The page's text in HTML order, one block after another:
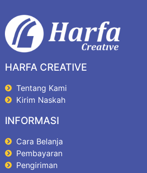
HARFA CREATIVE
Tentang Kami
Kirim Naskah
INFORMASI
Cara Belanja
Pembayaran
Pengiriman